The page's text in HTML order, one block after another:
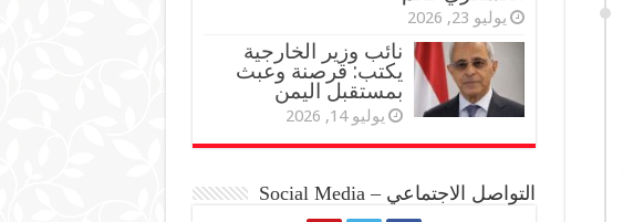
يوليو 23, 2026
نائب وزير الخارجية
يكتب: قرصنة وعبث
بمستقبل اليمن
يوليو 14, 2026
التواصل الاجتماعي – Social Media